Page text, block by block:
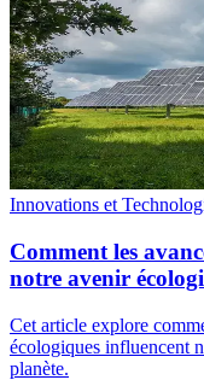
Innovations et
Comment les
notre avenir
Cet article explore
écologiques influencent
planète.